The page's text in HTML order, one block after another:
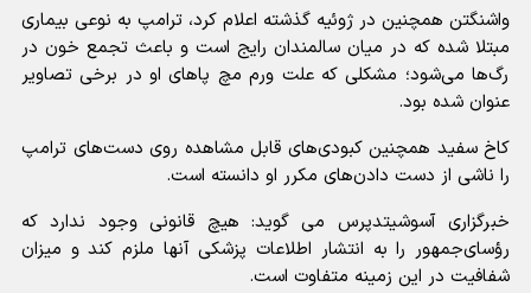
واشنگتن همچنین در ژوئیه گذشته اعلام کرد، ترامپ به نوعی بیماری‌
مبتلا شده که در میان سالمندان رایج است و باعث تجمع خون در
رگ‌ها می‌شود؛ مشکلی که علت ورم مچ پاهای او در برخی تصاویر
عنوان شده بود.
کاخ سفید همچنین کبودی‌های قابل مشاهده روی دست‌های ترامپ
را ناشی از دست دادن‌های مکرر او دانسته است.
خبرگزاری آسوشیتدپرس می گوید: هیچ قانونی وجود ندارد که
رؤسای‌جمهور را به انتشار اطلاعات پزشکی‌ آنها ملزم کند و میزان
شفافیت در این زمینه متفاوت است.